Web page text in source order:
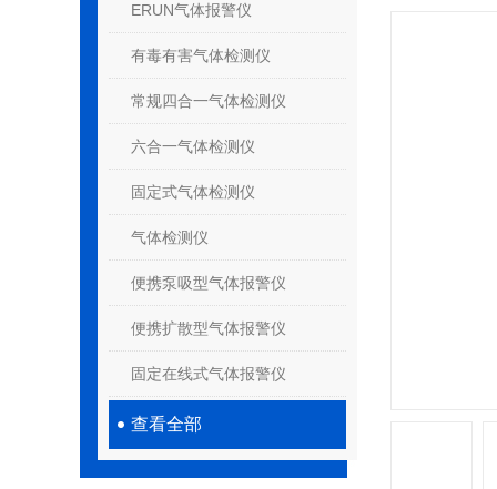
ERUN气体报警仪
有毒有害气体检测仪
常规四合一气体检测仪
六合一气体检测仪
固定式气体检测仪
气体检测仪
便携泵吸型气体报警仪
便携扩散型气体报警仪
固定在线式气体报警仪
查看全部